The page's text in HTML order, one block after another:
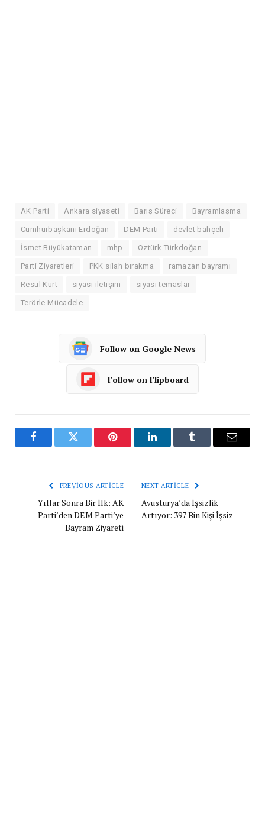
AK Parti Ankara siyaseti Barış Süreci Bayramlaşma
Cumhurbaşkanı Erdoğan DEM Parti devlet bahçeli
İsmet Büyükataman mhp Öztürk Türkdoğan
Parti Ziyaretleri PKK silah bırakma ramazan bayramı
Resul Kurt siyasi iletişim siyasi temaslar
Terörle Mücadele
Follow on Google News
Follow on Flipboard
FacebookTwitter Pinterest LinkedInTumblr Email
PREVIOUS ARTICLE
Yıllar Sonra Bir İlk: AK
Parti’den DEM Parti’ye
Bayram Ziyareti
NEXT ARTICLE
Avusturya’da İşsizlik
Artıyor: 397 Bin Kişi İşsiz